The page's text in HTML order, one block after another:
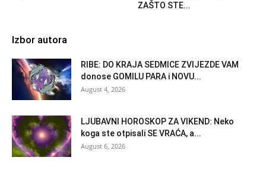
ZAŠTO STE...
Izbor autora
RIBE: DO KRAJA SEDMICE ZVIJEZDE VAM
donose GOMILU PARA i NOVU...
August 4, 2026
LJUBAVNI HOROSKOP ZA VIKEND: Neko
koga ste otpisali SE VRAĆA, a...
August 6, 2026